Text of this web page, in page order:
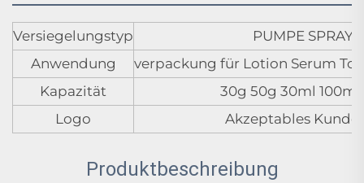
Versiegelungstyp
PUMPE
Anwendung
verpackung für Lotion Serum
Kapazität
30g 50g 30ml 100ml
Logo
Akzeptables
Produktbeschreibung